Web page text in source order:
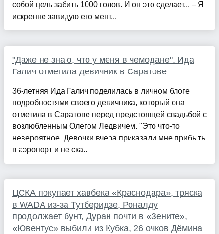
собой цель забить 1000 голов. И он это сделает... – Я
искренне завидую его мент...
"Даже не знаю, что у меня в чемодане". Ида
Галич отметила девичник в Саратове
36-летняя Ида Галич поделилась в личном блоге
подробностями своего девичника, который она
отметила в Саратове перед предстоящей свадьбой с
возлюбленным Олегом Ледвичем. "Это что-то
невероятное. Девочки вчера приказали мне прибыть
в аэропорт и не ска...
ЦСКА покупает хавбека «Краснодара», тряска
в WADA из-за Тутберидзе, Роналду
продолжает бунт, Дуран почти в «Зените»,
«Ювентус» выбили из Кубка, 26 очков Дёмина